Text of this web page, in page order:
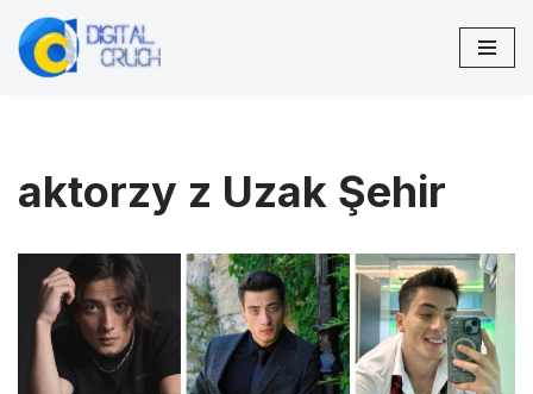
Przejdź
aktorzy z Uzak Şehir